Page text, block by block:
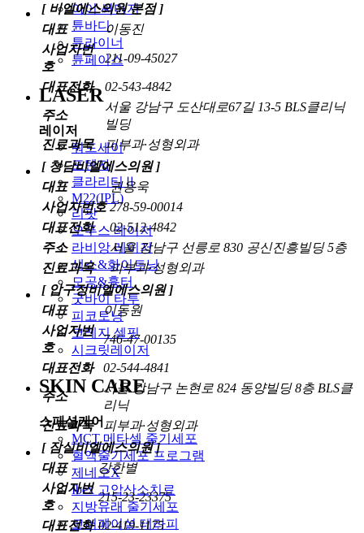
아이 써마지
튠바디
튠라이너
튠페이스
LASER
레이저
쿼드세이
포텐자
클라리티Ⅱ
M22(IPL)
리팟
오푸스 레이저
라비앙 레이저
색소&화이트닝
모공&흉터
굿바이 타투
피코토닝
코레지 셀핏
시크릿레이저
SKIN CARE
스페셜케어
MCT 메타셀 줄기세포
혈액줄기세포 프로그램
제네오X
Ibex 고압산소치료
지방유래 줄기세포
코어페이셜 테라피
[ 비엘에스의원 본점 ]
대표
이동진
사업자번
호
211-09-45027
대표전화 02-543-4842
주소
서울 강남구 도산대로67길 13-5 BLS클리닉
빌딩
진료과목
피부과·성형외과
[ 청담비엘에스의원 ]
대표
권용욱
사업자번호 278-59-00014
대표전화
02-512-4842
주소
서울 강남구 선릉로 830 공신진흥빌딩 5층
진료과목
피부과·성형외과
[ 압구정비엘에스의원 ]
대표
이동원
사업자번
호
746-47-00135
대표전화 02-544-4841
주소
서울 강남구 논현로 824 동양빌딩 8층 BLS클
리닉
진료과목
피부과·성형외과
[ 잠실비엘에스의원 ]
대표
강한별
사업자번
호
215-23-23375
대표전화 02-419-1175